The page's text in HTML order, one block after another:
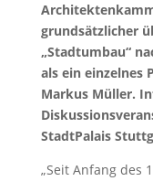
grundsätzlicher
„Stadtumbau“
als ein einzelnes
Markus Müller.
StadtPalais
„Seit Anfang des